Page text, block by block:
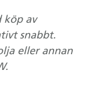
köp av
snabbt.
eller annan